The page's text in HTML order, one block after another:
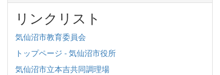
リンクリスト
気仙沼市教育委員会
トップページ - 気仙沼市役所
気仙沼市立本吉共同調理場